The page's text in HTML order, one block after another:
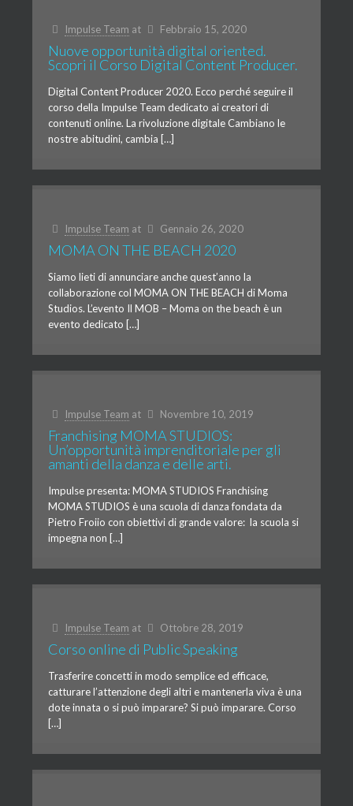
Impulse Team at Febbraio 15, 2020
Nuove opportunità digital oriented.
Scopri il Corso Digital Content Producer.
Digital Content Producer 2020. Ecco perché seguire il
corso della Impulse Team dedicato ai creatori di
contenuti online. La rivoluzione digitale Cambiano le
nostre abitudini, cambia […]
Impulse Team at Gennaio 26, 2020
MOMA ON THE BEACH 2020
Siamo lieti di annunciare anche quest’anno la
collaborazione col MOMA ON THE BEACH di Moma
Studios. L’evento Il MOB – Moma on the beach è un
evento dedicato […]
Impulse Team at Novembre 10, 2019
Franchising MOMA STUDIOS:
Un’opportunità imprenditoriale per gli
amanti della danza e delle arti.
Impulse presenta: MOMA STUDIOS Franchising
MOMA STUDIOS è una scuola di danza fondata da
Pietro Froiio con obiettivi di grande valore: la scuola si
impegna non […]
Impulse Team at Ottobre 28, 2019
Corso online di Public Speaking
Trasferire concetti in modo semplice ed efficace,
catturare l’attenzione degli altri e mantenerla viva è una
dote innata o si può imparare? Si può imparare. Corso
[…]